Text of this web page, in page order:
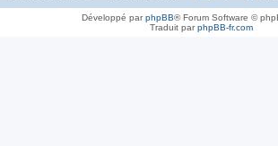
Développé parphpBB® Forum Software ©
Traduit parphpBB-fr.com